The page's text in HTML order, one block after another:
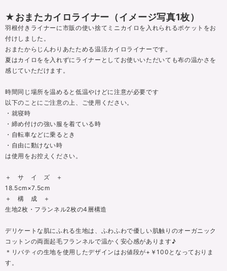
★おまたカイロライナー（イメージ写真1枚）
羽根付きライナーに市販の使い捨てミニカイロを入れられるポケットをお
付けしました。
おまたからじんわりあたためる温活カイロライナーです。
夏はカイロをを入れずにライナーとしてお使いいただいても布の温かさを
感じていただけます。
時間同じ場所を温めると低温やけどに注意が必要です
以下のことにご注意の上、ご使用ください。
・就寝時
・締め付けの強い服を着ている時
・自転車などに乗るとき
・自由に動けない時
は使用をお控えください。
＋ サ イ ズ ＋
18.5cm×7.5cm
＋ 構 成 ＋
生地2枚・フランネル2枚の4層構造
デリケートな肌にふれる生地は、ふわふわで優しい肌触りのオーガニック
コットンの両面起毛フランネルで温かく安心感があります♪
＊リバティの生地を使用したデザインはお値段が+￥100となっておりま
す。